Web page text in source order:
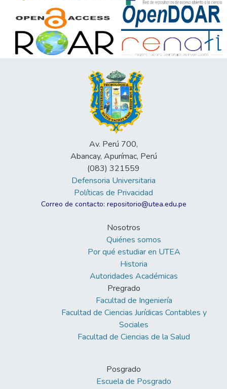
Av. Perú 700,
Abancay, Apurímac, Perú
(083) 321559
Defensoria Universitaria
Políticas de Privacidad
Correo de contacto: repositorio@utea.edu.pe
Nosotros
Quiénes somos
Por qué estudiar en UTEA
Historia
Autoridades Académicas
Pregrado
Facultad de Ingeniería
Facultad de Ciencias Jurídicas Contables y
Sociales
Facultad de Ciencias de la Salud
Posgrado
Escuela de Posgrado